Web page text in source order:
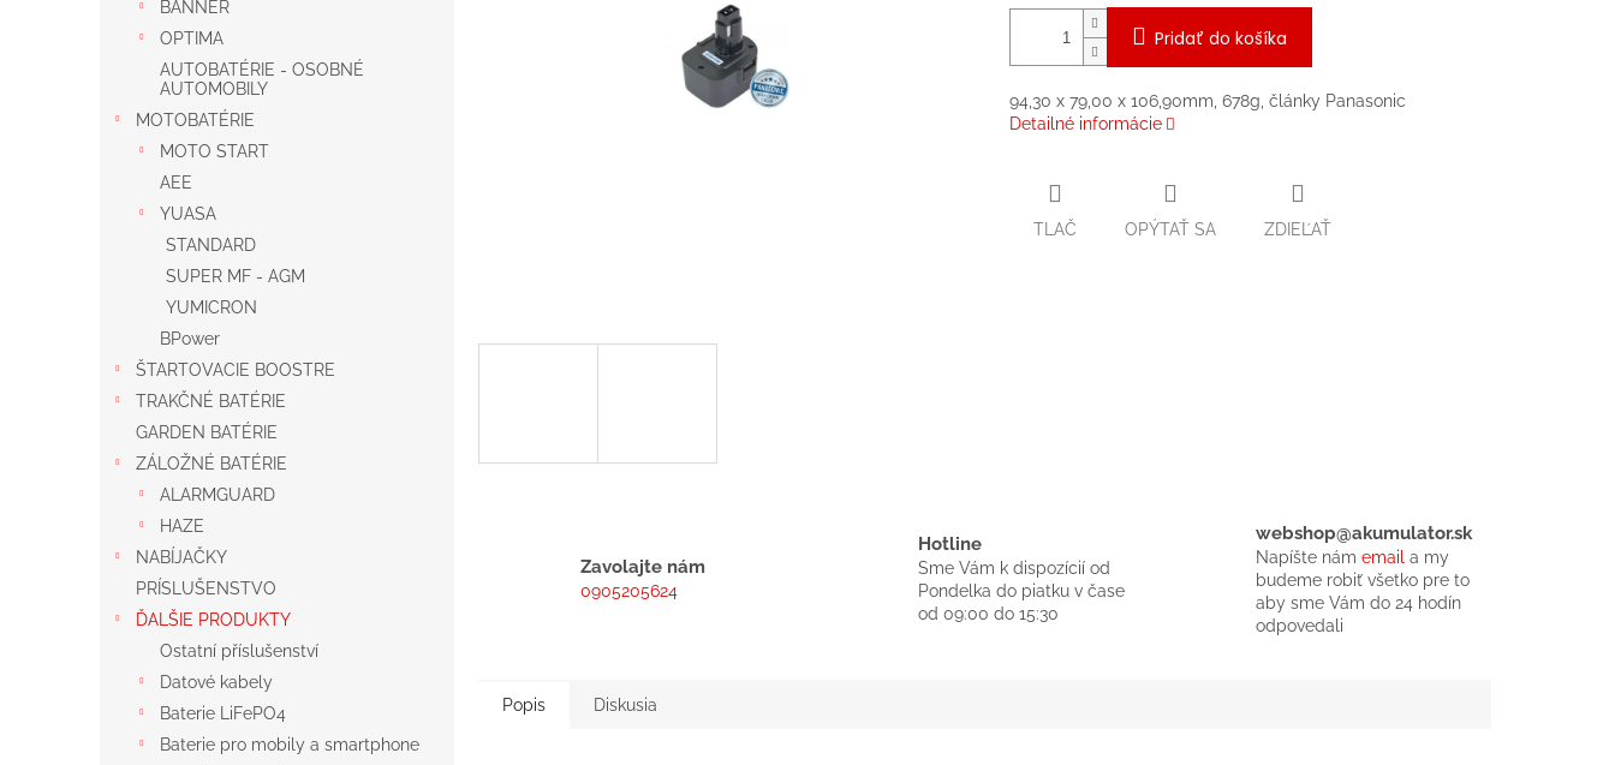
BANNER
OPTIMA
AUTOBATÉRIE - OSOBNÉ
AUTOMOBILY
MOTOBATÉRIE
MOTO START
AEE
YUASA
STANDARD
SUPER MF - AGM
YUMICRON
BPower
ŠTARTOVACIE BOOSTRE
TRAKČNÉ BATÉRIE
GARDEN BATÉRIE
ZÁLOŽNÉ BATÉRIE
ALARMGUARD
HAZE
NABÍJAČKY
PRÍSLUŠENSTVO
ĎALŠIE PRODUKTY
Ostatní příslušenství
Datové kabely
Baterie LiFePO4
Baterie pro mobily a smartphone
Pridať do košíka
94,30 x 79,00 x 106,90mm, 678g, články Panasonic
Detailné informácie
TLAČ OPÝTAŤ SA ZDIEĽAŤ
Zavolajte nám
0905205624
Hotline
Sme Vám k dispozícií od
Pondelka do piatku v čase
od 09:00 do 15:30
webshop@akumulator.sk
Napíšte nám email a my
budeme robiť všetko pre to
aby sme Vám do 24 hodín
odpovedali
Popis Diskusia